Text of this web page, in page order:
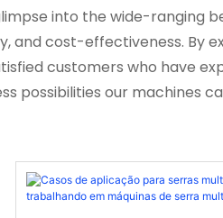
into the wide-ranging
and cost-effectiveness. By
customers who have
possibilities our machines